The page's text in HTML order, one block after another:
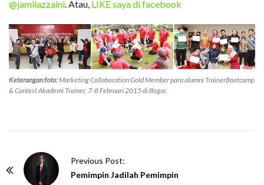
@jamilazzaini . Atau, LIKE saya di facebook
Keterangan foto:Marketing Collaboration Gold Member para alumni TrainerBootcamp
& Contest Akademi Trainer, 7-8 Februari 2015 di Bogor.
Previous Post:
Pemimpin Jadilah Pemimpin